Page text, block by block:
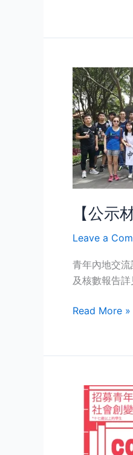
【公示
Leave a
青年內地交
及核數報告
【公
示
材
料】
2019
–
2020
中
川
化
考
之
支
Read More »
【會
訊】